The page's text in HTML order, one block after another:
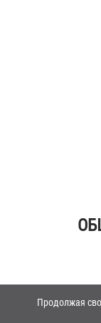
Продолжая